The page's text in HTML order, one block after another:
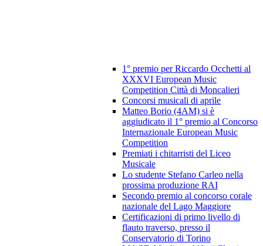
1° premio per Riccardo Occhetti al
XXXVI European Music
Competition Città di Moncalieri
Concorsi musicali di aprile
Matteo Borio (4AM) si è
aggiudicato il 1° premio al Concorso
Internazionale European Music
Competition
Premiati i chitarristi del Liceo
Musicale
Lo studente Stefano Carleo nella
prossima produzione RAI
Secondo premio al concorso corale
nazionale del Lago Maggiore
Certificazioni di primo livello di
flauto traverso, presso il
Conservatorio di Torino